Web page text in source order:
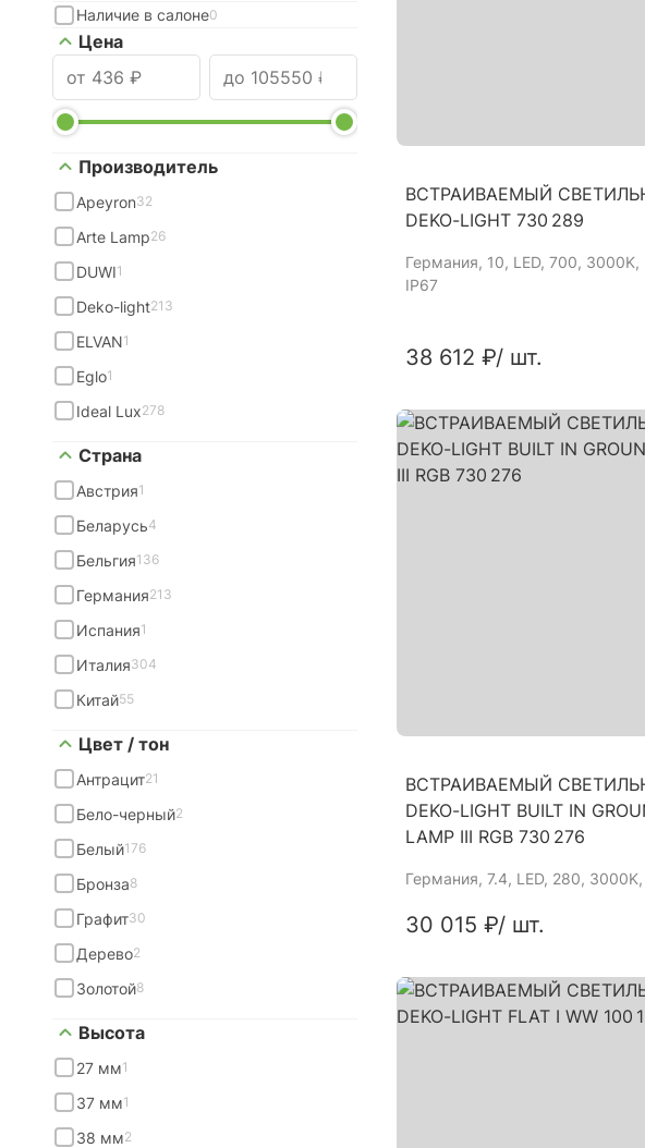
Наличие в салоне0
Цена
Производитель
Apeyron32
Arte Lamp26
DUWI1
Deko-light213
ELVAN1
Eglo1
Ideal Lux278
Страна
Австрия1
Беларусь4
Бельгия136
Германия213
Испания1
Италия304
Китай55
Цвет / тон
Антрацит21
Бело-черный2
Белый176
Бронза8
Графит30
Дерево2
Золотой8
Высота
27 мм1
37 мм1
38 мм2
ВСТРАИВАЕМЫЙ
DEKO-LIGHT 730 289
Германия, 10, LED, 700,
IP67
38 612 ₽/ шт.
ВСТРАИВАЕМЫЙ
DEKO-LIGHT BUILT IN
LAMP III RGB 730 276
Германия, 7.4, LED, 280,
30 015 ₽/ шт.